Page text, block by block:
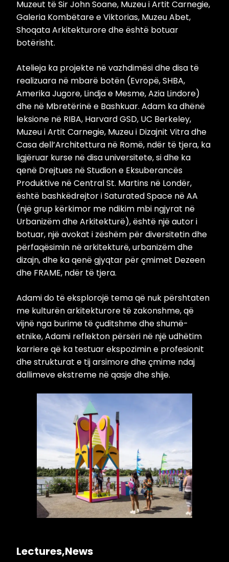
Muzeut të Sir John Soane, Muzeu i Artit Carnegie,
Galeria Kombëtare e Viktorias, Muzeu Abet,
Shoqata Arkitekturore dhe është botuar
botërisht.
Atelieja ka projekte në vazhdimësi dhe disa të
realizuara në mbarë botën (Evropë, SHBA,
Amerika Jugore, Lindja e Mesme, Azia Lindore)
dhe në Mbretërinë e Bashkuar. Adam ka dhënë
leksione në RIBA, Harvard GSD, UC Berkeley,
Muzeu i Artit Carnegie, Muzeu i Dizajnit Vitra dhe
Casa dell’Architettura në Romë, ndër të tjera, ka
ligjëruar kurse në disa universitete, si dhe ka
qenë Drejtues në Studion e Eksuberancës
Produktive në Central St. Martins në Londër,
është bashkëdrejtor i Saturated Space në AA
(një grup kërkimor me ndikim mbi ngjyrat në
Urbanizëm dhe Arkitekturë), është një autor i
botuar, një avokat i zëshëm për diversitetin dhe
përfaqësimin në arkitekturë, urbanizëm dhe
dizajn, dhe ka qenë gjyqtar për çmimet Dezeen
dhe FRAME, ndër të tjera.
Adami do të eksplorojë tema që nuk përshtaten
me kulturën arkitekturore të zakonshme, që
vijnë nga burime të çuditshme dhe shumë-
etnike, Adami reflekton përsëri në një udhëtim
karriere që ka testuar ekspozimin e profesionit
dhe strukturat e tij arsimore dhe çmime ndaj
dallimeve ekstreme në qasje dhe shije.
Lectures News